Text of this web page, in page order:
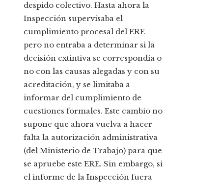
despido colectivo. Hasta ahora la
Inspección supervisaba el
cumplimiento procesal del ERE
pero no entraba a determinar si la
decisión extintiva se correspondía o
no con las causas alegadas y con su
acreditación, y se limitaba a
informar del cumplimiento de
cuestiones formales. Este cambio no
supone que ahora vuelva a hacer
falta la autorización administrativa
(del Ministerio de Trabajo) para que
se apruebe este ERE. Sin embargo, si
el informe de la Inspección fuera